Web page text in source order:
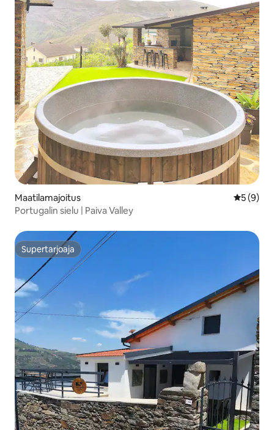
Maatilamajoitus
5 (9)
Portugalin sielu | Paiva Valley
Supertarjoaja
Supertarjoaja